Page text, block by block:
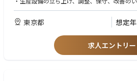
・中国本社の技術チームとの連携
・設備仕様書、操作手順書、保守マニュアル
・必要に応じた海外工場への出張および設備
【使用・導入予定技術】
・電気、電子、制御、機械、メカトロニクス
・設備図面、電気図面または制御仕様書を理
・産業用ロボットのティーチング経験
・双腕ロボットの導入・調整経験
東京都 想定
求人エントリー